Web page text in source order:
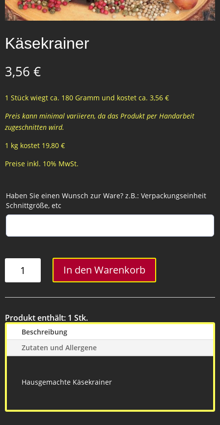
Käsekrainer
3,56 €
1 Stück wiegt ca. 180 Gramm und kostet ca. 3,56 €
Preis kann minimal variieren, da das Produkt per Handarbeit
zugeschnitten wird.
1 kg kostet 19,80 €
Preise inkl. 10% MwSt.
Haben Sie einen Wunsch zur Ware? z.B.: Verpackungseinheit
Schnittgröße, etc
Menge
In den Warenkorb
Produkt enthält: 1 Stk.
Beschreibung
Zutaten und Allergene
Hausgemachte Käsekrainer